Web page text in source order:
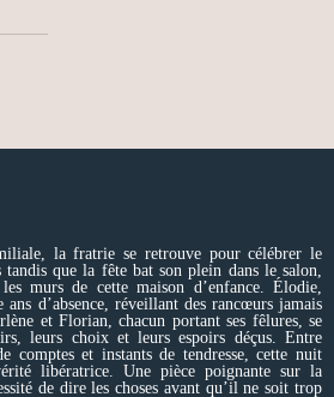
la fratrie se retrouve pour célébrer le
que la fête bat son plein dans le salon,
murs de cette maison d’enfance. Élodie,
ans d’absence, réveillant des rancœurs jamais
et Florian, chacun portant ses fêlures, se
leurs choix et leurs espoirs déçus. Entre
comptes et instants de tendresse, cette nuit
libératrice. Une pièce poignante sur la
de dire les choses avant qu’il ne soit trop